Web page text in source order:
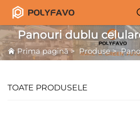
Panouri dublu
Prima pagină>Produse>
TOATE PRODUSELE